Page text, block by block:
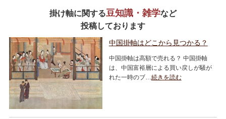
掛け軸に関する豆知識・雑学など
投稿しております
中国掛軸はどこから見つかる？
中国掛軸は高額で売れる？ 中国掛軸
は、中国富裕層による買い戻しが騒が
れた一時のブ…続きを読む